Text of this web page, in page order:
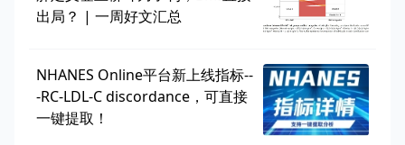
出局？ | 一周好文汇总
NHANES Online平台新上线指标--
-RC-LDL-C discordance，可直接
一键提取！